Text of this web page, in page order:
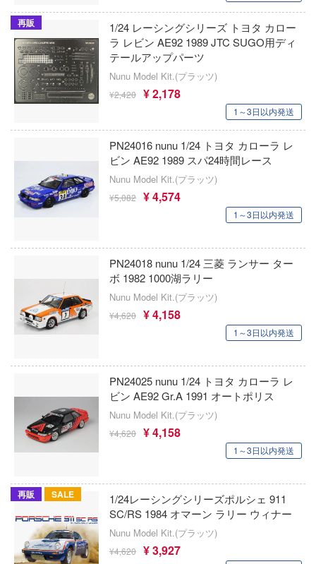
再販
1/24 レーシングシリーズ トヨタ カロー
ラ レビン AE92 1989 JTC SUGO用ディ
テールアップパーツ
Nunu Model Kit.(プラッツ)
¥2,420 ¥ 2,178
1～3日以内発送
PN24016 nunu 1/24 トヨタ カローラ レ
ビン AE92 1989 スパ24時間レース
Nunu Model Kit.(プラッツ)
¥5,082 ¥ 4,574
1～3日以内発送
PN24018 nunu 1/24 三菱 ランサー ター
ボ 1982 1000湖ラリー
Nunu Model Kit.(プラッツ)
¥4,620 ¥ 4,158
1～3日以内発送
PN24025 nunu 1/24 トヨタ カローラ レ
ビン AE92 Gr.A 1991 オートポリス
Nunu Model Kit.(プラッツ)
¥4,620 ¥ 4,158
1～3日以内発送
再販 SALE
1/24レーシングシリーズポルシェ 911
SC/RS 1984 オマーン ラリー ウィナー
Nunu Model Kit.(プラッツ)
¥4,620 ¥ 3,927
イースシリーズ
伊藤潤二『マニアック』
犬夜叉
頭文字D (イニシャルD)
一騎当千
痛いのは嫌なので防御力に極振りしたい
す。
宇崎ちゃんは遊びたい!
うる星やつら
VALKYRIE TUNE
VALORANT
ウマ娘 プリティーダービー
宇宙の騎士テッカマンブレード
ウルトラマン (ULTRAMAN)
英雄伝説 軌跡シリーズ
炎炎ノ消防隊
狼と香辛料
Amusing Hobby(ビーバーコーポレーショ
IBGモデルス(バウマン・ビーバーコーポ
ョン)
アムス(ビーバーコーポレーション)
IATOYS(アイエートイズ)
アーモリー(バウマン・ビーバーコーポレ
ン)
IOMキット(ビーバーコーポレーション)
アイコニックスタジオ
アズール・フロム(ビーバーコーポレーシ
アゾンインターナショナル
アイラブキット(ビーバーコーポレーショ
レーション)
アタックホビーキット(ビーバーコーポレ
iHCM(ホビージャパン)
アトランティスモデル(ビーバーコーポレ
ン・プラッツ)
リティーダービー
ヤマト
テッカマンブレード
防隊
ロード
様にいつの間にか駄目人間にされてい
んなに可愛いわけがない
シリーズ
の許嫁
者になりたくて!
オス
ビーバーコーポレーション)
ック
オフィスエー
ード
上委員会
1スタジオ